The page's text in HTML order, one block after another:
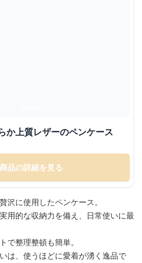
か上質レザーのペンケース
商品の詳細を見る
沢に使用したペンケース。
用的な収納力を備え、日常使いに最
で整理整頓も簡単。
は、使うほどに愛着が湧く逸品で